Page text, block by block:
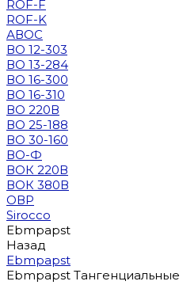
ROF-F
ROF-K
АВОС
ВО 12-303
ВО 13-284
ВО 16-300
ВО 16-310
ВО 220В
ВО 25-188
ВО 30-160
ВО-Ф
ВОК 220В
ВОК 380В
ОВР
Sirocco
Ebmpapst
Назад
Ebmpapst
Ebmpapst Тангенциальные